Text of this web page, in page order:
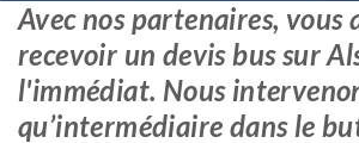
Avec nos partenaires, vous
recevoir un devis bus sur
l'immédiat. Nous
qu’intermédiaire dans le